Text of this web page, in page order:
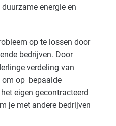
energie en
op te lossen door
bedrijven. Door
verdeling van
op bepaalde
eigen gecontracteerd
je met andere bedrijven